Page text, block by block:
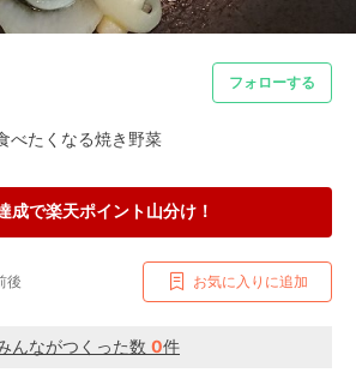
フォローする
べたくなる焼き野菜
成で楽天ポイント山分け！
後 お気に入りに追加
んながつくった数 0件